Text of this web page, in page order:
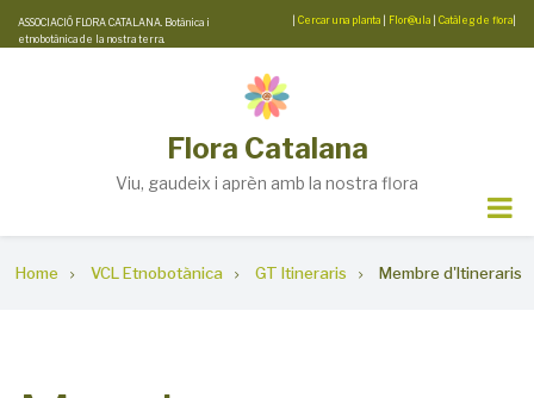
Skip
to
ASSOCIACIÓ FLORA CATALANA. Botànica i
etnobotànica de la nostra terra.
Cercar una planta Flor@ula Catàleg de flora
Flora Catalana
Viu, gaudeix i aprèn amb la nostra flora
Home VCL Etnobotànica GT Itineraris Membre d'Itineraris